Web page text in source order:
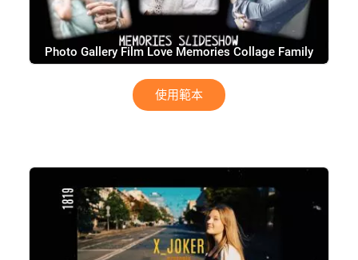
Photo Gallery Film Love Memories Collage Family
Wedding Holiday Travel Slideshow
使用範本